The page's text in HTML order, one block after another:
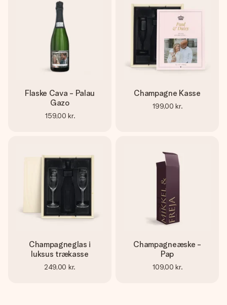
Flaske Cava - Palau
Gazo
159,00 kr.
Champagne Kasse
199,00 kr.
Champagneglas i
luksus trækasse
249,00 kr.
Champagneæske -
Pap
109,00 kr.